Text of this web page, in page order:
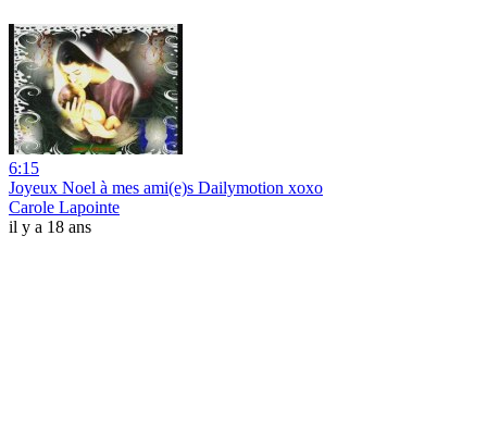
6:15
Joyeux Noel à mes ami(e)s Dailymotion xoxo
Carole Lapointe
il y a 18 ans